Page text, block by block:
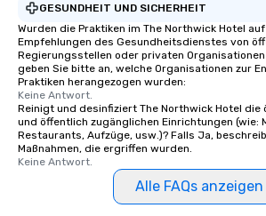
GESUNDHEIT UND SICHERHEIT
Wurden die Praktiken im The Northwick Hotel
Empfehlungen des Gesundheitsdienstes von
Regierungsstellen oder privaten
geben Sie bitte an, welche Organisationen zur
Praktiken herangezogen wurden:
Keine Antwort.
Reinigt und desinfiziert The Northwick Hotel die
und öffentlich zugänglichen Einrichtungen (wie:
Restaurants, Aufzüge, usw.)? Falls Ja,
Maßnahmen, die ergriffen wurden.
Keine Antwort.
Alle FAQs anzeigen